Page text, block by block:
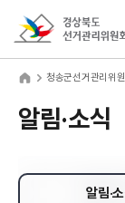
청송군선거관리위
알림·소식
알림·